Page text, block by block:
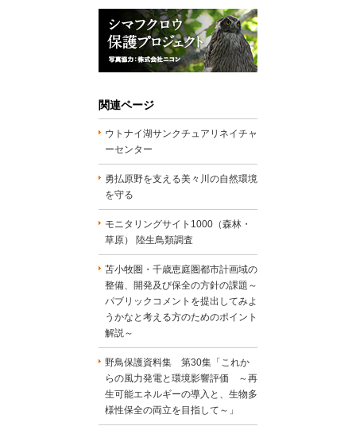
関連ページ
ウトナイ湖サンクチュアリネイチャ
ーセンター
勇払原野を支える美々川の自然環境
を守る
モニタリングサイト1000（森林・
草原） 陸生鳥類調査
苫小牧圏・千歳恵庭圏都市計画域の
整備、開発及び保全の方針の課題～
パブリックコメントを提出してみよ
うかなと考える方のためのポイント
解説～
野鳥保護資料集 第30集「これか
らの風力発電と環境影響評価 ～再
生可能エネルギーの導入と、生物多
様性保全の両立を目指して～」